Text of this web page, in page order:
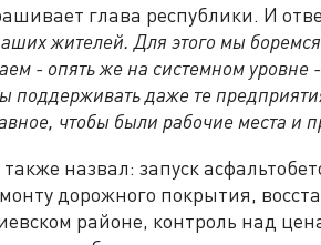
глава республики. И
жителей. Для этого мы
- опять же на системном
поддерживать даже те
чтобы были рабочие места и
назвал: запуск
дорожного покрытия,
районе, контроль над